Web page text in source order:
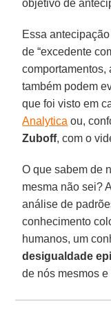
objetivo de
Essa
de “excedente
comportamentos,
também podem
que foi visto em
Analytica ou,
Zuboff, com o
O que sabem de
mesma não sei?
análise de
conhecimento
humanos, um
desigualdade
de nós mesmos